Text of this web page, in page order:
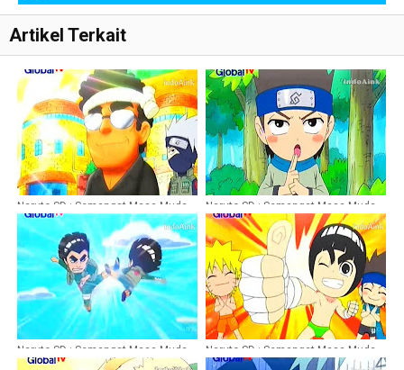
Artikel Terkait
Naruto SD : Semangat Masa Muda
Rock Lee Episode 12 Dubbing
Indonesia
Naruto SD : Semangat Masa Muda
Rock Lee Episode 5 Dubbing
Indonesia
Naruto SD : Semangat Masa Muda
Rock Lee Episode 13 Dubbing
Naruto SD : Semangat Masa Muda
Rock Lee Episode 19 Dubbing